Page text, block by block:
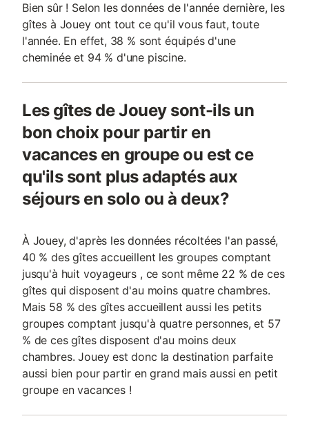
Bien sûr ! Selon les données de l'année dernière, les
gîtes à Jouey ont tout ce qu'il vous faut, toute
l'année. En effet, 38 % sont équipés d'une
cheminée et 94 % d'une piscine.
Les gîtes de Jouey sont-ils un
bon choix pour partir en
vacances en groupe ou est ce
qu'ils sont plus adaptés aux
séjours en solo ou à deux?
À Jouey, d'après les données récoltées l'an passé,
40 % des gîtes accueillent les groupes comptant
jusqu'à huit voyageurs , ce sont même 22 % de ces
gîtes qui disposent d'au moins quatre chambres.
Mais 58 % des gîtes accueillent aussi les petits
groupes comptant jusqu'à quatre personnes, et 57
% de ces gîtes disposent d'au moins deux
chambres. Jouey est donc la destination parfaite
aussi bien pour partir en grand mais aussi en petit
groupe en vacances !